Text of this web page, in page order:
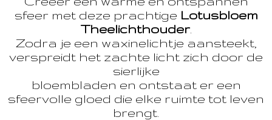
sfeer met deze prachtige Lotusbloem
Theelichthouder.
Zodra je een waxinelichtje aansteekt,
verspreidt het zachte licht zich door de
sierlijke
bloembladen en ontstaat er een
sfeervolle gloed die elke ruimte tot leven
brengt.